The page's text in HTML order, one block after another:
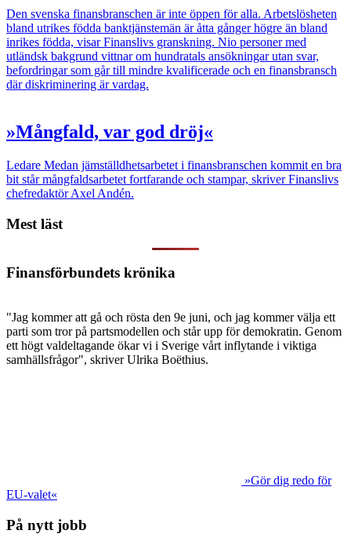
Den svenska finansbranschen är inte öppen för alla. Arbetslösheten
bland utrikes födda banktjänstemän är åtta gånger högre än bland
inrikes födda, visar Finanslivs granskning. Nio personer med
utländsk bakgrund vittnar om hundratals ansökningar utan svar,
befordringar som går till mindre kvalificerade och en finansbransch
där diskriminering är vardag.
»Mångfald, var god dröj«
Ledare Medan jämställdhetsarbetet i finansbranschen kommit en bra
bit står mångfaldsarbetet fortfarande och stampar, skriver Finanslivs
chefredaktör Axel Andén.
Mest läst
Finansförbundets krönika
"Jag kommer att gå och rösta den 9e juni, och jag kommer välja ett
parti som tror på partsmodellen och står upp för demokratin. Genom
ett högt valdeltagande ökar vi i Sverige vårt inflytande i viktiga
samhällsfrågor", skriver Ulrika Boëthius.
»Gör dig redo för
EU-valet«
På nytt jobb